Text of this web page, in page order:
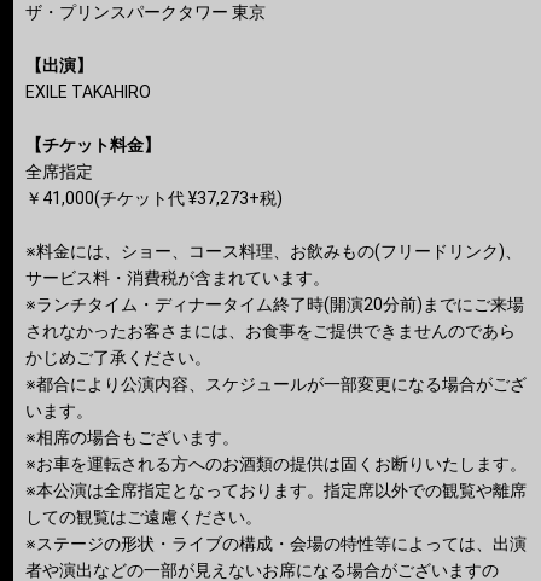
ザ・プリンスパークタワー 東京
【出演】
EXILE TAKAHIRO
【チケット料金】
全席指定
￥41,000(チケット代 ¥37,273+税)
※料金には、ショー、コース料理、お飲みもの(フリードリンク)、
サービス料・消費税が含まれています。
※ランチタイム・ディナータイム終了時(開演20分前)までにご来場
されなかったお客さまには、お食事をご提供できませんのであら
かじめご了承ください。
※都合により公演内容、スケジュールが一部変更になる場合がござ
います。
※相席の場合もございます。
※お車を運転される方へのお酒類の提供は固くお断りいたします。
※本公演は全席指定となっております。指定席以外での観覧や離席
しての観覧はご遠慮ください。
※ステージの形状・ライブの構成・会場の特性等によっては、出演
者や演出などの一部が見えないお席になる場合がございますの